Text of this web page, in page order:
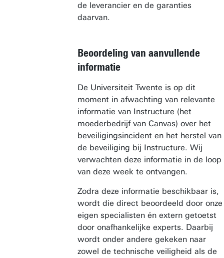
de leverancier en de garanties
daarvan.
Beoordeling van aanvullende
informatie
De Universiteit Twente is op dit
moment in afwachting van relevante
informatie van Instructure (het
moederbedrijf van Canvas) over het
beveiligingsincident en het herstel van
de beveiliging bij Instructure. Wij
verwachten deze informatie in de loop
van deze week te ontvangen.
Zodra deze informatie beschikbaar is,
wordt die direct beoordeeld door onze
eigen specialisten én extern getoetst
door onafhankelijke experts. Daarbij
wordt onder andere gekeken naar
zowel de technische veiligheid als de